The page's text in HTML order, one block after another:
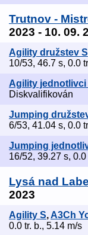
Trutnov -
2023 - 10. 09.
Agility družstev S
10/53, 46.7 s, 0.0
Agility jednotlivci
Diskvalifikován
Jumping
6/53, 41.04 s, 0.0
Jumping
16/52, 39.27 s, 0.0
Lysá nad
2023
Agility S,A3Ch
0.0 tr. b., 5.14 m/s